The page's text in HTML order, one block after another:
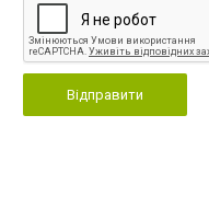
Відправити